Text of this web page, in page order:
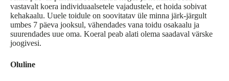
vastavalt koera individuaalsetele vajadustele, et hoida sobivat
kehakaalu. Uuele toidule on soovitatav üle minna järk-järgult
umbes 7 päeva jooksul, vähendades vana toidu osakaalu ja
suurendades uue oma. Koeral peab alati olema saadaval värske
joogivesi.
Oluline